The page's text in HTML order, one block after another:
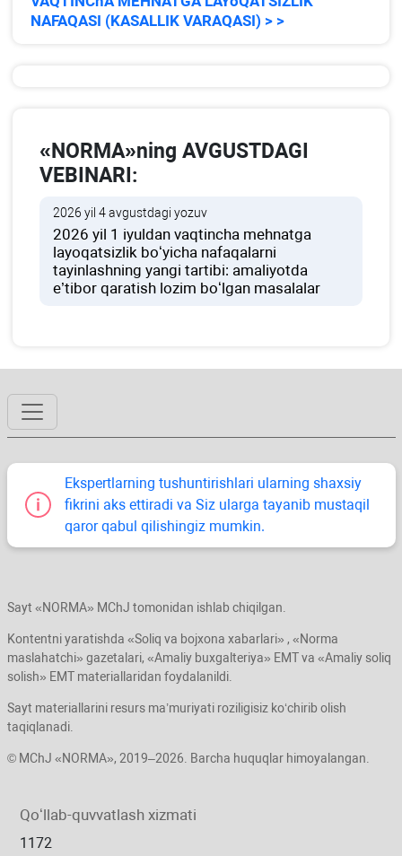
NAFAQASI (KASALLIK VARAQASI) > >
«NORMA»ning AVGUSTDAGI
VEBINARI:
2026 yil 4 avgustdagi yozuv
2026 yil 1 iyuldan vaqtincha mehnatga
layoqatsizlik boʻyicha nafaqalarni
tayinlashning yangi tartibi: amaliyotda
e’tibor qaratish lozim boʻlgan masalalar
Ekspertlarning tushuntirishlari ularning shaхsiy
fikrini aks ettiradi va Siz ularga tayanib mustaqil
qaror qabul qilishingiz mumkin.
Sayt «NORMA» MChJ tomonidan ishlab chiqilgan.
Kontentni yaratishda «Soliq va bojхona хabarlari» , «Norma
maslahatchi» gazetalari, «Amaliy buхgalteriya» EMT va «Amaliy soliq
solish» EMT materiallaridan foydalanildi.
Sayt materiallarini resurs ma’muriyati roziligisiz koʻchirib olish
taqiqlanadi.
© MChJ «NORMA», 2019–2026. Barcha huquqlar himoyalangan.
Qoʻllab-quvvatlash хizmati
1172